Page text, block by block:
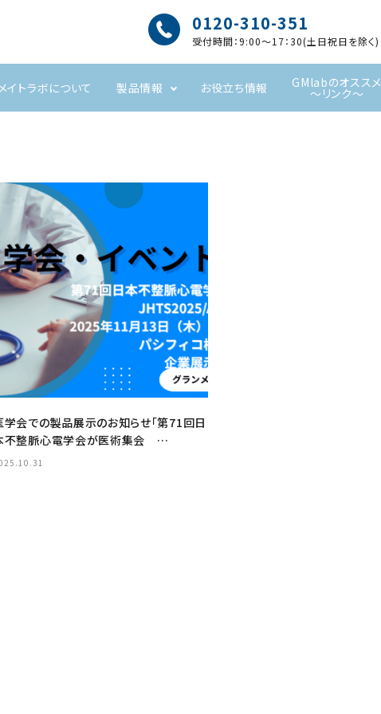
0120-310-351
受付時間：9:00～17：30(土日祝日を除く)
イトラボについて 製品情報 お役立ち情報 GMlabのオススメ
～リンク～
学会での製品展示のお知らせ「第71回日
不整脈心電学会が医術集会
APHRS2025」